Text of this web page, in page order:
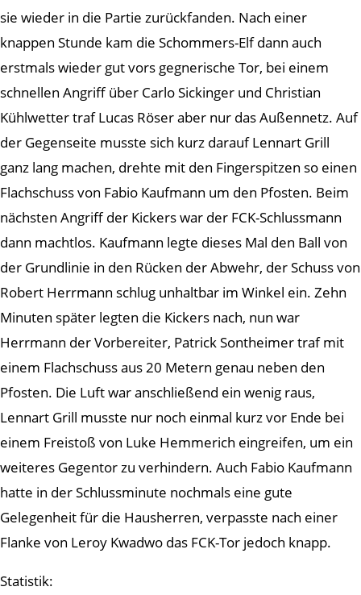
sie wieder in die Partie zurückfanden. Nach einer
knappen Stunde kam die Schommers-Elf dann auch
erstmals wieder gut vors gegnerische Tor, bei einem
schnellen Angriff über Carlo Sickinger und Christian
Kühlwetter traf Lucas Röser aber nur das Außennetz. Auf
der Gegenseite musste sich kurz darauf Lennart Grill
ganz lang machen, drehte mit den Fingerspitzen so einen
Flachschuss von Fabio Kaufmann um den Pfosten. Beim
nächsten Angriff der Kickers war der FCK-Schlussmann
dann machtlos. Kaufmann legte dieses Mal den Ball von
der Grundlinie in den Rücken der Abwehr, der Schuss von
Robert Herrmann schlug unhaltbar im Winkel ein. Zehn
Minuten später legten die Kickers nach, nun war
Herrmann der Vorbereiter, Patrick Sontheimer traf mit
einem Flachschuss aus 20 Metern genau neben den
Pfosten. Die Luft war anschließend ein wenig raus,
Lennart Grill musste nur noch einmal kurz vor Ende bei
einem Freistoß von Luke Hemmerich eingreifen, um ein
weiteres Gegentor zu verhindern. Auch Fabio Kaufmann
hatte in der Schlussminute nochmals eine gute
Gelegenheit für die Hausherren, verpasste nach einer
Flanke von Leroy Kwadwo das FCK-Tor jedoch knapp.
Statistik: